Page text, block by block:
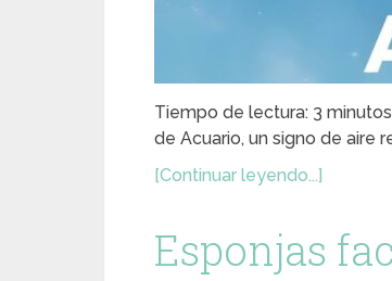
Tiempo de lectura: 3
de Acuario, un signo de aire
[Continuar leyendo...]
Esponjas